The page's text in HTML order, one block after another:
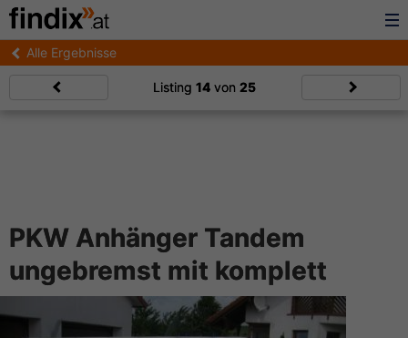
Alle Ergebnisse
Listing 14von 25
PKW Anhänger Tandem
ungebremst mit komplett